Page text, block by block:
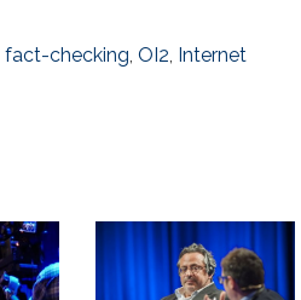
fact-checking, OI2, Internet